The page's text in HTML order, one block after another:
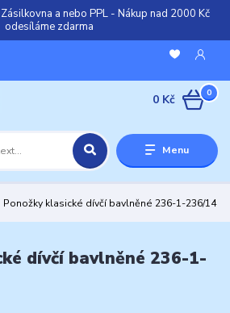
a nebo PPL - Nákup nad 2000 Kč
odesíláme zdarma
Menu
0
0 Kč
Ponožky klasické dívčí bavlněné 236-1-236/14
dívčí bavlněné 236-1-